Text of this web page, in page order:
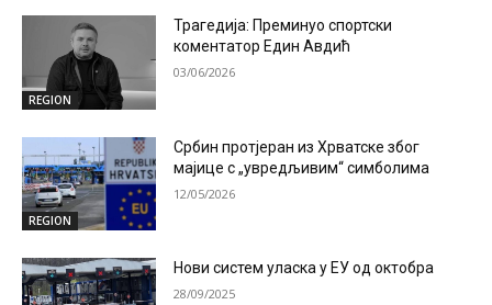
REGION
Трагедија: Преминуо спортски
коментатор Един Авдић
03/06/2026
REGION
Србин протјеран из Хрватске због
мајице с „увредљивим“ симболима
12/05/2026
Нови систем уласка у ЕУ од октобра
28/09/2025